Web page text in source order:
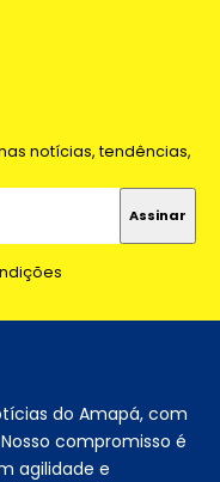
notícias, tendências,
do Amapá, com
compromisso é
agilidade e